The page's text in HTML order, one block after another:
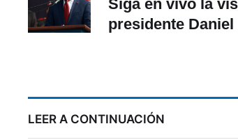
Siga en vivo la
presidente Daniel
LEER A CONTINUACIÓN